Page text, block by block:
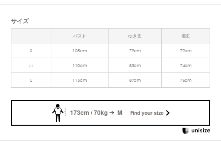
サイズ
バスト ゆき丈 着丈
S 105cm 79cm 72cm
M 110cm 83cm 74cm
L 115cm 87cm 76cm
173cm / 70kg M Find your size